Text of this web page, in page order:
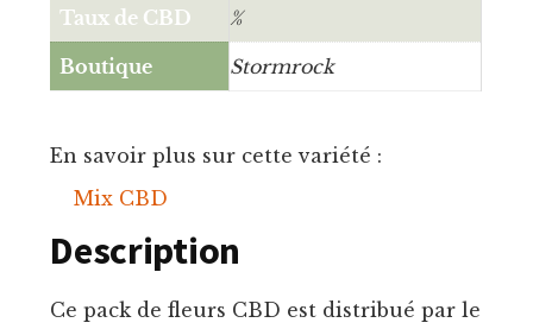
Taux de CBD %
Boutique Stormrock
En savoir plus sur cette variété :
Mix CBD
Description
Ce pack de fleurs CBD est distribué par le